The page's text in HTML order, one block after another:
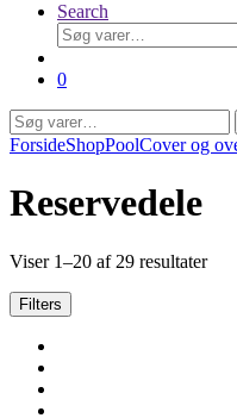
Search
Søg
efter:
0
Søg
efter:
ForsideShopPoolCover og
Reservedele
Viser 1–20 af 29 resultater
Filters